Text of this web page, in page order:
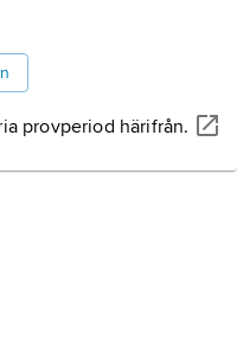
provperiod härifrån.